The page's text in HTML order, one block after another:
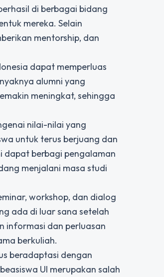
di berbagai bidang
mereka. Selain
mentorship, dan
dapat memperluas
alumni yang
meningkat, sehingga
nilai-nilai yang
untuk terus berjuang dan
dapat berbagi pengalaman
menjalani masa studi
workshop, dan dialog
ada di luar sana setelah
informasi dan perluasan
berkuliah.
beradaptasi dengan
UI merupakan salah